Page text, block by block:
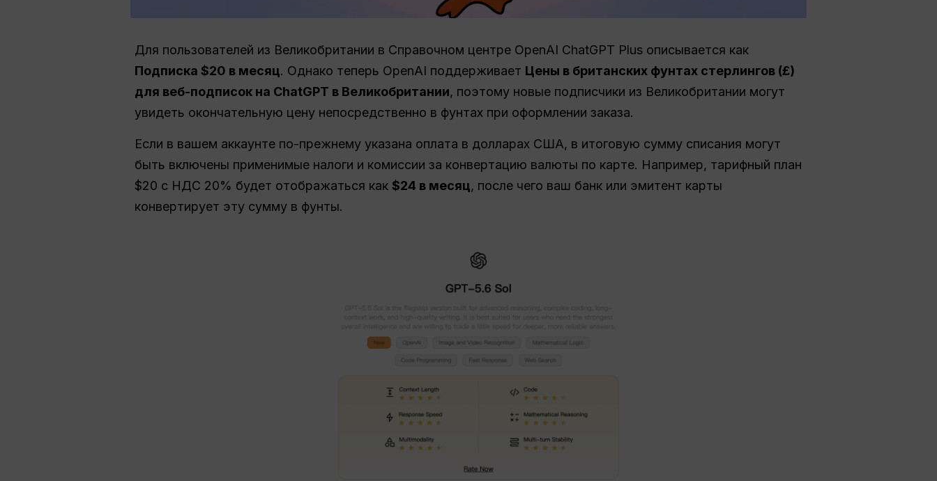
Для пользователей из Великобритании в Справочном центре OpenAI ChatGPT Plus описывается как
Подписка $20 в месяц. Однако теперь OpenAI поддерживает Цены в британских фунтах стерлингов (£)
для веб-подписок на ChatGPT в Великобритании, поэтому новые подписчики из Великобритании могут
увидеть окончательную цену непосредственно в фунтах при оформлении заказа.
Если в вашем аккаунте по-прежнему указана оплата в долларах США, в итоговую сумму списания могут
быть включены применимые налоги и комиссии за конвертацию валюты по карте. Например, тарифный план
$20 с НДС 20% будет отображаться как $24 в месяц, после чего ваш банк или эмитент карты
конвертирует эту сумму в фунты.